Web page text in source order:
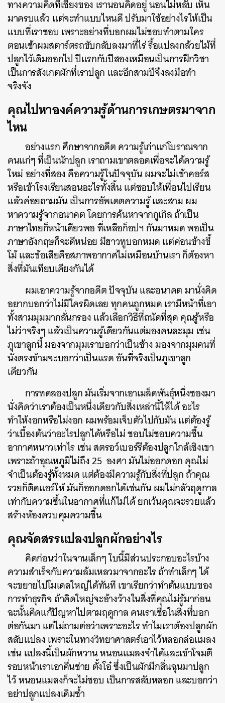
ทางความคิดที่เชียงของ เรานอนคิดอยู่ นอนไม่หลับ เห็น
มาครบแล้ว แต่จะทำแบบไหนดี ปรับมาใช้อย่างไรให้เป็น
แบบที่เราชอบ เพราะอย่างที่บอกผมไม่ชอบทำตามใคร
ตอนเช้าผมสตาร์ตรถขับกลับลงมาที่ไร่ รื้อแปลงกล้วยไม้ที่
ปลูกไว้เดิมออกไป ปีแรกกับปีสองเหมือนเป็นการฝึกวิชา
เป็นการสังเกตผักที่เราปลูก และอีกสามปีจึงลงมือทำ
จริงจัง
คุณไปหาองค์ความรู้ด้านการเกษตรมาจาก
ไหน
อย่างแรก ศึกษาจากอดีต ความรู้เก่าแก่โบราณจาก
คนแก่ๆ ที่เป็นนักปลูก เราถามเขาตลอดเพื่อจะได้ความรู้
ใหม่ อย่างที่สอง คือความรู้ในปัจจุบัน ผมจะไม่เข้าคอร์ส
หรือเข้าโรงเรียนสอนอะไรทั้งสิ้น แต่ชอบให้เพื่อนไปเรียน
แล้วค่อยถามมัน เป็นการอัพเดตความรู้ และสาม ผม
หาความรู้จากอนาคต โดยการค้นหาจากกูเกิล ถ้าเป็น
ภาษาไทยก็หน้าเดียวพอ ที่เหลือก็อปฯ กันมาหมด พอเป็น
ภาษาอังกฤษก็จะดีหน่อย มีฮาวทูบอกหมด แต่ค่อนข้างขี้
โม้ และข้อเสียคือสภาพอากาศไม่เหมือนบ้านเรา ก็ต้องหา
สิ่งที่มันเทียบเคียงกันได้
ผมเอาความรู้จากอดีต ปัจจุบัน และอนาคต มานั่งคิด
อยากบอกว่าไม่มีใครผิดเลย ทุกคนถูกหมด เรามีหน้าที่เอา
ทั้งสามมุมมากลั่นกรอง แล้วเลือกวิธีที่ถนัดที่สุด คุณรู้หรือ
ไม่ว่าจริงๆ แล้วเป็นความรู้เดียวกันแต่มองคนละมุม เช่น
ภูเขาลูกนี้ มองจากมุมเราบอกว่าเป็นช้าง มองจากมุมคนที่
นั่งตรงข้ามจะบอกว่าเป็นแรด อันที่จริงเป็นภูเขาลูก
เดียวกัน
การทดลองปลูก มันเริ่มจากเอาเมล็ดพันธุ์หนึ่งซองมา
นั่งคิดว่าเราต้องเป็นหนึ่งเดียวกับสิ่งเหล่านี้ให้ได้ อะไร
ทำให้งอกหรือไม่งอก ผมพร้อมเจ็บตัวไปกับมัน แต่ต้องรู้
ว่าเบื้องต้นว่าอะไรปลูกได้หรือไม่ ชอบไม่ชอบความชื้น
อากาศหนาวเท่าไร เช่น สตรอว์เบอร์รีต้องปลูกใกล้เชิงเขา
เพราะถ้าอุณหภูมิไม่ถึง 25 องศา มันไม่ออกดอก คุณไม่
จำเป็นต้องรู้ทั้งหมด แต่ต้องมีความรู้กับสิ่งที่ปลูก ถ้าคุณ
รวยก็ติดแอร์ให้ มันก็ออกดอกได้เช่นกัน ผมไม่กลัวฤดูกาล
เท่ากับความชื้นในอากาศที่แก้ไม่ได้ ยกเว้นคุณจะรวยแล้ว
สร้างห้องควบคุมความชื้น
คุณจัดสรรแปลงปลูกผักอย่างไร
คิดก่อนว่าในจานเล็กๆ ใบนี้มีส่วนประกอบอะไรบ้าง
ความสำเร็จกับความล้มเหลวมาจากอะไร ถ้าทำเล็กๆ ได้
จะขยายไปโมเดลใหญ่ได้ทันที เขาเรียกว่าทำต้นแบบของ
การทำธุรกิจ ถ้าคิดใหญ่จะอ้างว้างในสิ่งที่คุณไม่รู้มาก่อน
ฉะนั้นคิดแก้ปัญหาไปตามฤดูกาล คนเราเชื่อในสิ่งที่บอก
ต่อกันมา แต่ไม่ถามต่อว่าเพราะอะไร ทำไมเราต้องปลูกผัก
สลับแปลง เพราะในทางวิทยาศาสตร์เอาไว้หลอกล่อแมลง
เช่น แปลงนี้เป็นผักหวาน หนอนแมลงจำได้และเข้าโจมตี
รอบหน้าเราเอาคื่นช่าย ตั้งโอ๋ ซึ่งเป็นผักมีกลิ่นฉุนมาปลูก
ไว้ หนอนแมลงก็จะไม่ชอบ เป็นการสลับหลอก และบอกว่า
อย่าปลูกแปลงเดิมซ้ำ